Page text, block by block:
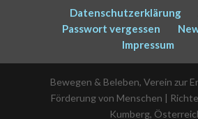
Datenschutzerklärung
Passwort vergessen
Impressum
Bewegen & Beleben, Verein zur
Förderung von Menschen |
Kumberg,